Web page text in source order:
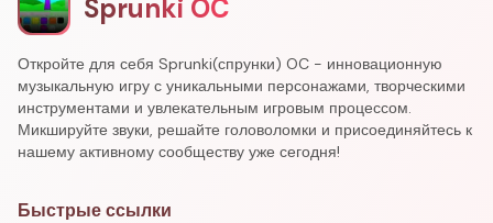
Sprunki OC
Откройте для себя Sprunki(спрунки) OC - инновационную
музыкальную игру с уникальными персонажами, творческими
инструментами и увлекательным игровым процессом.
Микшируйте звуки, решайте головоломки и присоединяйтесь к
нашему активному сообществу уже сегодня!
Быстрые ссылки